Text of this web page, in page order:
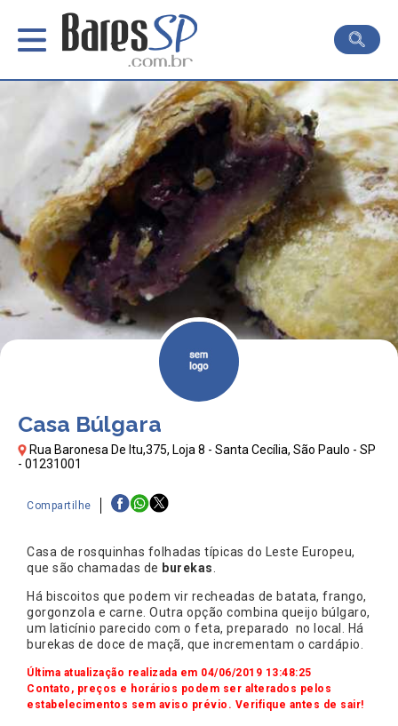
Casa Búlgara
Rua Baronesa De Itu,375, Loja 8 - Santa Cecília, São Paulo - SP
- 01231001
Compartilhe
Casa de rosquinhas folhadas típicas do Leste Europeu,
que são chamadas de burekas.
Há biscoitos que podem vir recheadas de batata, frango,
gorgonzola e carne. Outra opção combina queijo búlgaro,
um laticínio parecido com o feta, preparado no local. Há
burekas de doce de maçã, que incrementam o cardápio.
Última atualização realizada em 04/06/2019 13:48:25
Contato, preços e horários podem ser alterados pelos
estabelecimentos sem aviso prévio. Verifique antes de sair!